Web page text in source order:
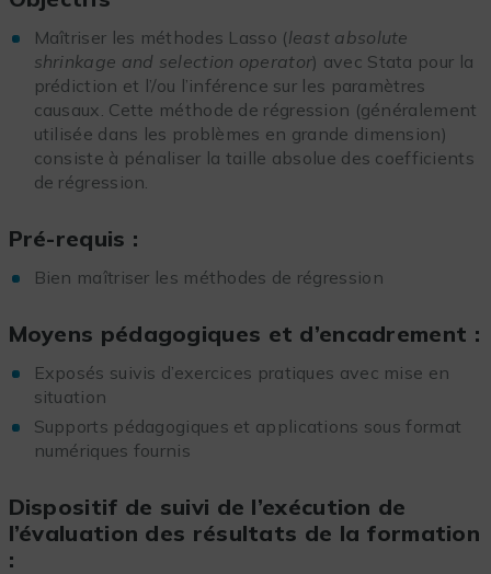
Maîtriser les méthodes Lasso (least absolute
shrinkage and selection operator) avec Stata pour la
prédiction et l’/ou l’inférence sur les paramètres
causaux. Cette méthode de régression (généralement
utilisée dans les problèmes en grande dimension)
consiste à pénaliser la taille absolue des coefficients
de régression.
Pré-requis :
Bien maîtriser les méthodes de régression
Moyens pédagogiques et d’encadrement :
Exposés suivis d’exercices pratiques avec mise en
situation
Supports pédagogiques et applications sous format
numériques fournis
Dispositif de suivi de l’exécution de
l’évaluation des résultats de la formation
: